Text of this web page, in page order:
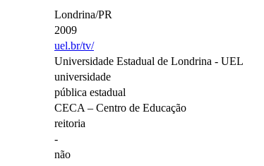
Londrina/PR
2009
uel.br/tv/
Universidade Estadual de Londrina - UEL
universidade
pública estadual
CECA – Centro de Educação
reitoria
-
não